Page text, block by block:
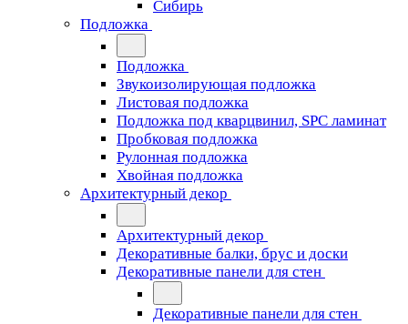
Сибирь
Подложка
Подложка
Звукоизолирующая подложка
Листовая подложка
Подложка под кварцвинил, SPC ламинат
Пробковая подложка
Рулонная подложка
Хвойная подложка
Архитектурный декор
Архитектурный декор
Декоративные балки, брус и доски
Декоративные панели для стен
Декоративные панели для стен